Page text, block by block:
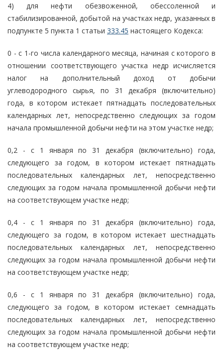
4) для нефти обезвоженной, обессоленной и
стабилизированной, добытой на участках недр, указанных в
подпункте 5 пункта 1 статьи 333.45 настоящего Кодекса:
0 - с 1-го числа календарного месяца, начиная с которого в
отношении соответствующего участка недр исчисляется
налог на дополнительный доход от добычи
углеводородного сырья, по 31 декабря (включительно)
года, в котором истекает пятнадцать последовательных
календарных лет, непосредственно следующих за годом
начала промышленной добычи нефти на этом участке недр;
0,2 - с 1 января по 31 декабря (включительно) года,
следующего за годом, в котором истекает пятнадцать
последовательных календарных лет, непосредственно
следующих за годом начала промышленной добычи нефти
на соответствующем участке недр;
0,4 - с 1 января по 31 декабря (включительно) года,
следующего за годом, в котором истекает шестнадцать
последовательных календарных лет, непосредственно
следующих за годом начала промышленной добычи нефти
на соответствующем участке недр;
0,6 - с 1 января по 31 декабря (включительно) года,
следующего за годом, в котором истекает семнадцать
последовательных календарных лет, непосредственно
следующих за годом начала промышленной добычи нефти
на соответствующем участке недр;